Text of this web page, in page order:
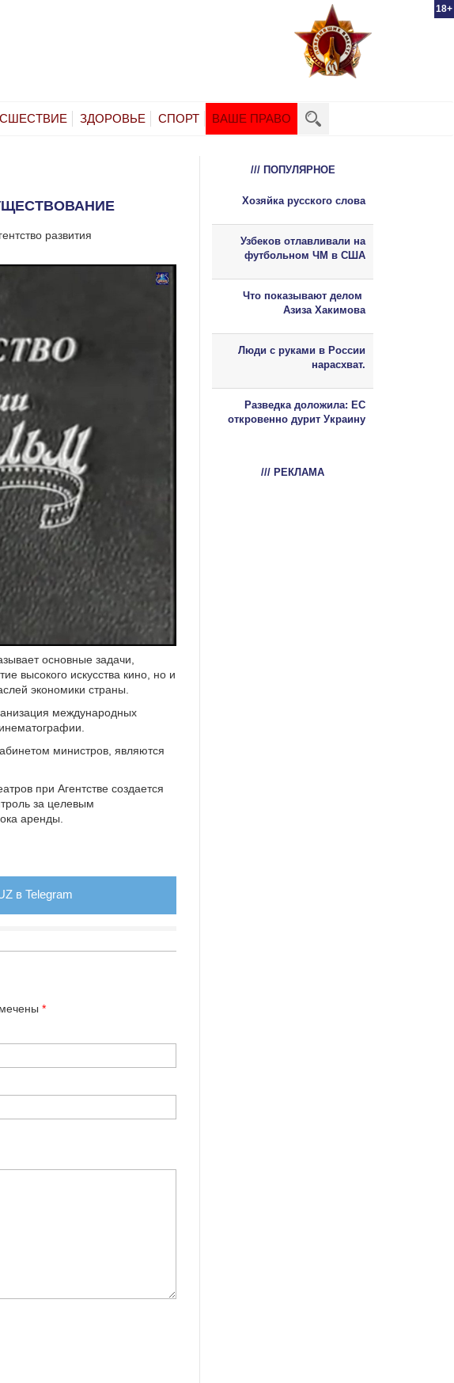
18+
ЗДОРОВЬЕ СПОРТ ВАШЕ ПРАВО
развития
основные задачи,
высокого искусства кино, но и
экономики страны.
международных
министров, являются
при Агентстве создается
за целевым
аренды.
в Telegram
*
/// ПОПУЛЯРНОЕ
Хозяйка русского слова
Узбеков отлавливали на
футбольном ЧМ в США
Что показывают делом
Азиза Хакимова
Люди с руками в России
нарасхват.
Разведка доложила: ЕС
откровенно дурит Украину
/// РЕКЛАМА